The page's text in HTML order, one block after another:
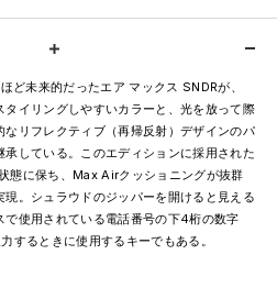
ど未来的だったエア マックス SNDRが、
イリングしやすいカラーと、光を放って際
リフレクティブ（再帰反射）デザインのパ
している。このエディションに採用された
態に保ち、Max Airクッショニングが抜群
。シュラウドのジッパーを開けると見える
使用されている電話番号の下4桁の数字
するときに使用するキーでもある。